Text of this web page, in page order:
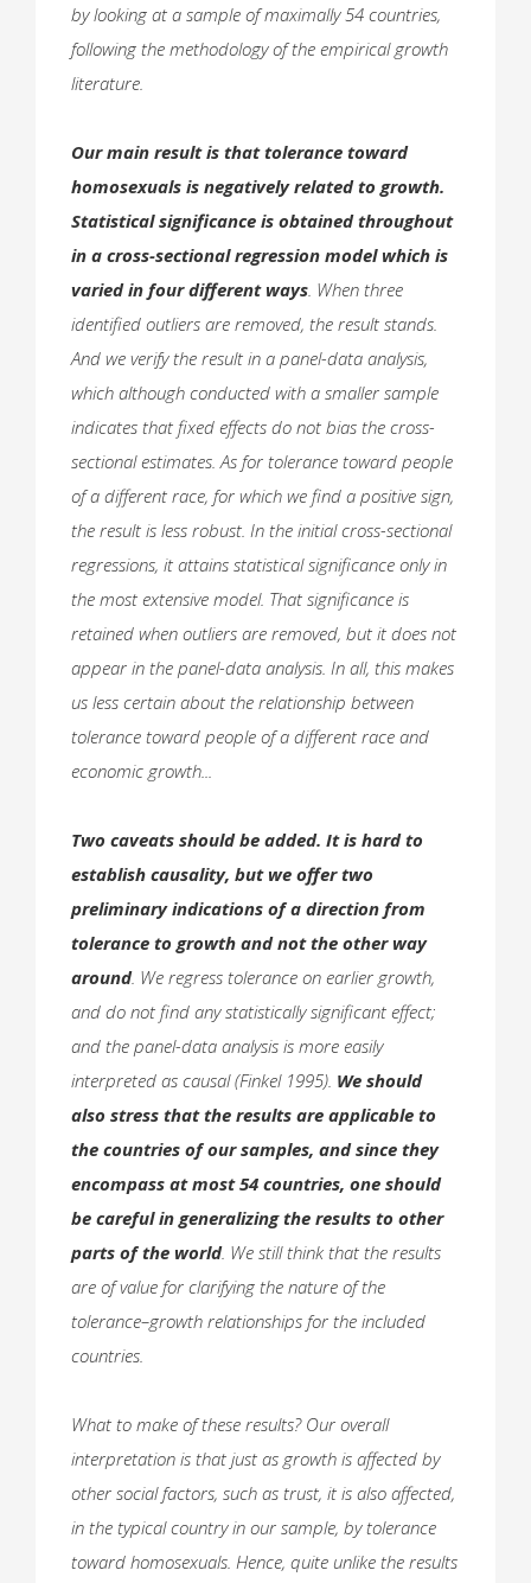
by looking at a sample of maximally 54 countries,
following the methodology of the empirical growth
literature.
Our main result is that tolerance toward
homosexuals is negatively related to growth.
Statistical significance is obtained throughout
in a cross-sectional regression model which is
varied in four different ways . When three
identified outliers are removed, the result stands.
And we verify the result in a panel-data analysis,
which although conducted with a smaller sample
indicates that fixed effects do not bias the cross-
sectional estimates. As for tolerance toward people
of a different race, for which we find a positive sign,
the result is less robust. In the initial cross-sectional
regressions, it attains statistical significance only in
the most extensive model. That significance is
retained when outliers are removed, but it does not
appear in the panel-data analysis. In all, this makes
us less certain about the relationship between
tolerance toward people of a different race and
economic growth...
Two caveats should be added. It is hard to
establish causality, but we offer two
preliminary indications of a direction from
tolerance to growth and not the other way
around. We regress tolerance on earlier growth,
and do not find any statistically significant effect;
and the panel-data analysis is more easily
interpreted as causal (Finkel 1995). We should
also stress that the results are applicable to
the countries of our samples, and since they
encompass at most 54 countries, one should
be careful in generalizing the results to other
parts of the world. We still think that the results
are of value for clarifying the nature of the
tolerance–growth relationships for the included
countries.
What to make of these results? Our overall
interpretation is that just as growth is affected by
other social factors, such as trust, it is also affected,
in the typical country in our sample, by tolerance
toward homosexuals. Hence, quite unlike the results